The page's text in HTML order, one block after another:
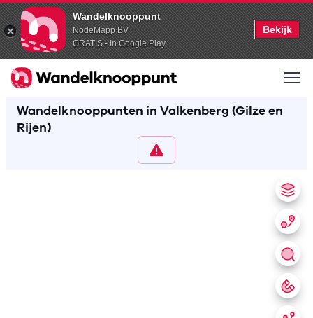
Wandelknooppunt
NodeMapp BV
GRATIS - In Google Play
Bekijk
Wandelknooppunten in Valkenberg (Gilze en
Rijen)